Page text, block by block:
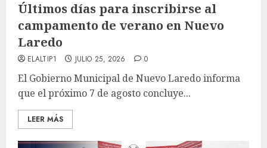
Últimos días para inscribirse al
campamento de verano en Nuevo
Laredo
ELALTIP1 JULIO 25, 2026 0
El Gobierno Municipal de Nuevo Laredo informa
que el próximo 7 de agosto concluye...
LEER MÁS